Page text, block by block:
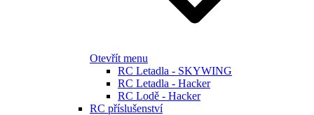
Otevřít menu
RC Letadla - SKYWING
RC Letadla - Hacker
RC Lodě - Hacker
RC příslušenství